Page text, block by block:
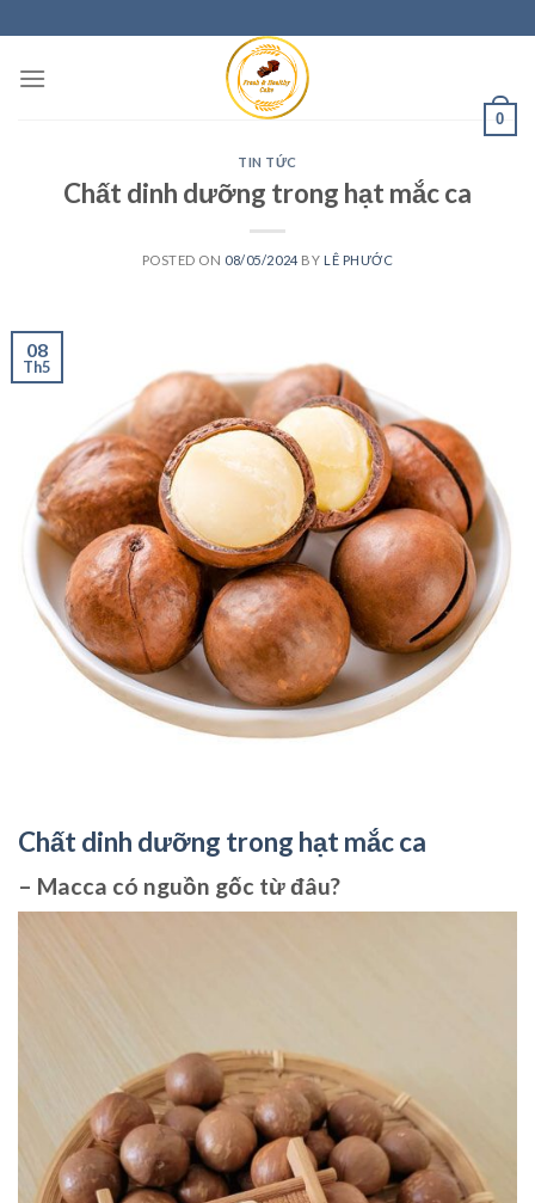
0
TIN TỨC
Chất dinh dưỡng trong hạt mắc ca
POSTED ON 08/05/2024 BY LÊ PHƯỚC
08
Th5
Chất dinh dưỡng trong hạt mắc ca
– Macca có nguồn gốc từ đâu?